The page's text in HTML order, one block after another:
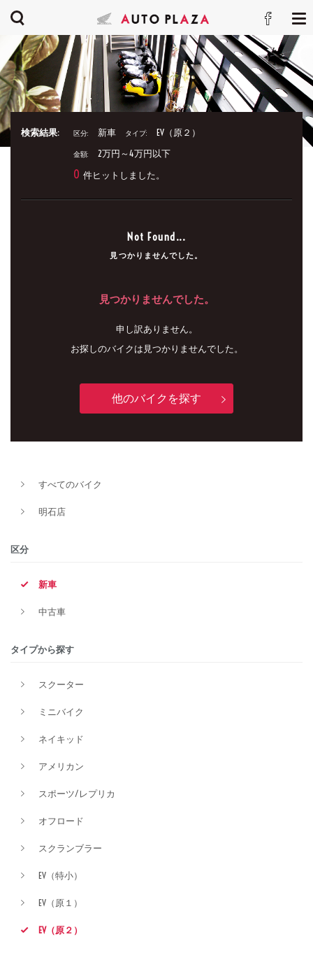
検索結果: 区分: 新車 タイプ: EV（原２）
金額: 2万円～4万円以下
0 件ヒットしました。
Not Found...
見つかりませんでした。
見つかりませんでした。
申し訳ありません。
お探しのバイクは見つかりませんでした。
他のバイクを探す
すべてのバイク
明石店
区分
新車
中古車
タイプから探す
スクーター
ミニバイク
ネイキッド
アメリカン
スポーツ/レプリカ
オフロード
スクランブラー
EV（特小）
EV（原１）
EV（原２）
新車
タイプ
価格